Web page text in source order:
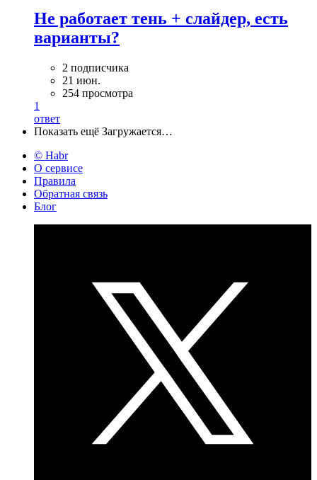
Не работает тень + слайдер, есть
варианты?
2 подписчика
21 июн.
254 просмотра
1
ответ
Показать ещё Загружается…
© Habr
О сервисе
Правила
Обратная связь
Блог